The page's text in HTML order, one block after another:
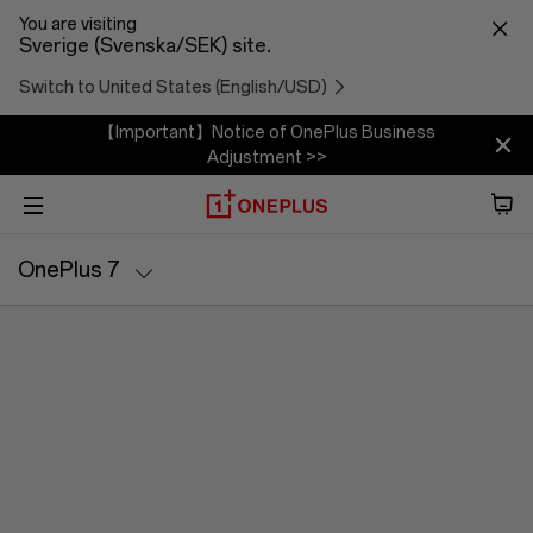
You are visiting
Sverige (Svenska/SEK) site.
Switch to United States (English/USD)
【Important】Notice of OnePlus Business
Adjustment >>
Telefon
OnePlus 7